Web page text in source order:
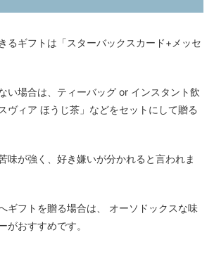
るギフトは「スターバックスカード+メッセ
い場合は、ティーバッグ or インスタント飲
ヴィア ほうじ茶」などをセットにして贈る
味が強く、好き嫌いが分かれると言われま
ギフトを贈る場合は、 オーソドックスな味
がおすすめです。